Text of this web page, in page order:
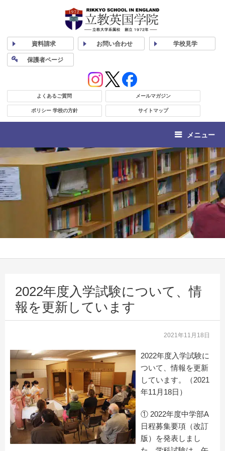
資料請求 お問い合わせ 学校見学
保護者ページ
よくあるご質問 メールマガジン
ポリシー 学校の方針 サイトマップ
メニュー
2022年度入学試験について、情
報を更新しています
2021年11月18日
2022年度入学試験に
ついて、情報を更新
しています。（2021
年11月18日）
① 2022年度中学部A
日程募集要項（改訂
版）を発表しまし